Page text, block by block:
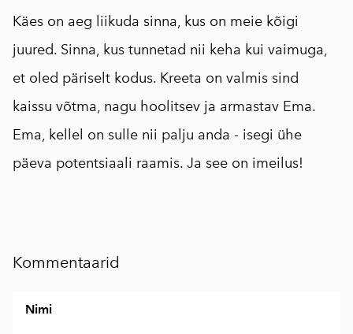
Käes on aeg liikuda sinna, kus on meie kõigi
juured. Sinna, kus tunnetad nii keha kui vaimuga,
et oled päriselt kodus. Kreeta on valmis sind
kaissu võtma, nagu hoolitsev ja armastav Ema.
Ema, kellel on sulle nii palju anda - isegi ühe
päeva potentsiaali raamis. Ja see on imeilus!
Kommentaarid
Nimi